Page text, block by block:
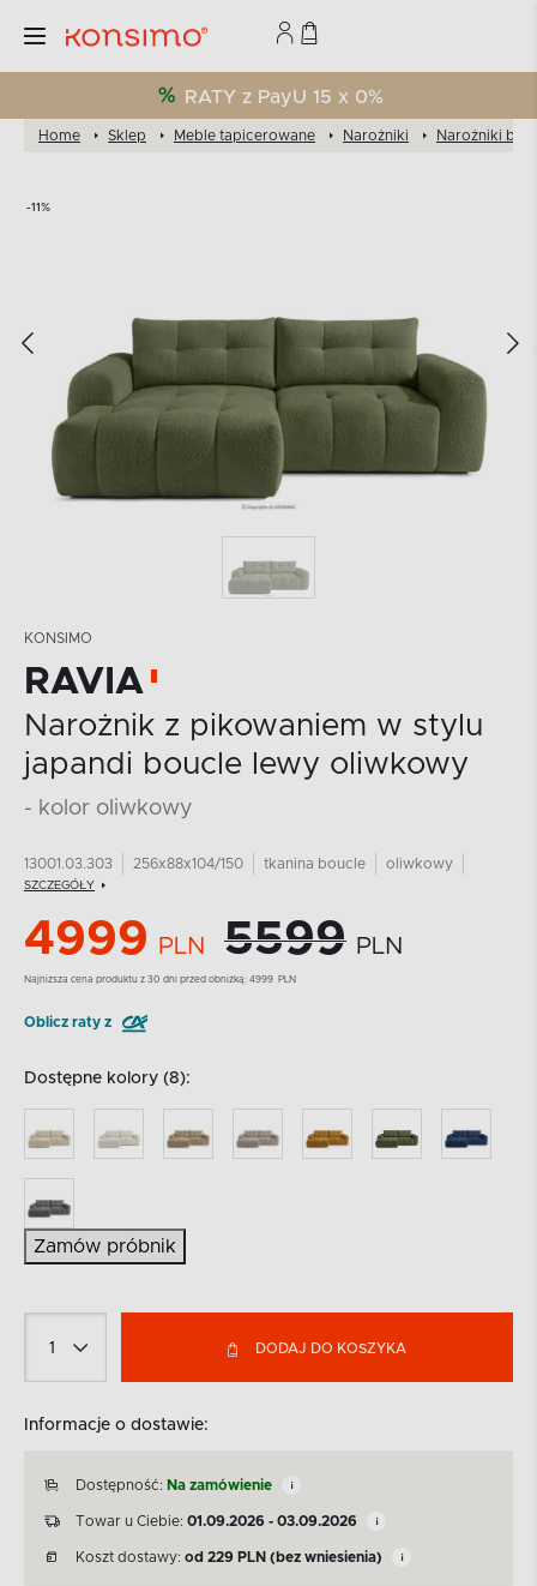
RATY z PayU 15 x 0%
Home Sklep Meble tapicerowane Narożniki Narożniki
-11%
KONSIMO
RAVIA
Narożnik z pikowaniem w stylu
japandi boucle lewy oliwkowy
- kolor oliwkowy
13001.03.303 256x88x104/150 tkanina boucle oliwkowy
SZCZEGÓŁY
4999 PLN 5599 PLN
Najnizsza cena produktu z 30 dni przed obniżką: 4999 PLN
Oblicz raty z
Dostępne kolory (8):
Zamów próbnik
DODAJ DO KOSZYKA
Informacje o dostawie:
Dostępność: Na zamówienie
Towar u Ciebie: 01.09.2026 - 03.09.2026
Koszt dostawy: od 229 PLN (bez wniesienia)